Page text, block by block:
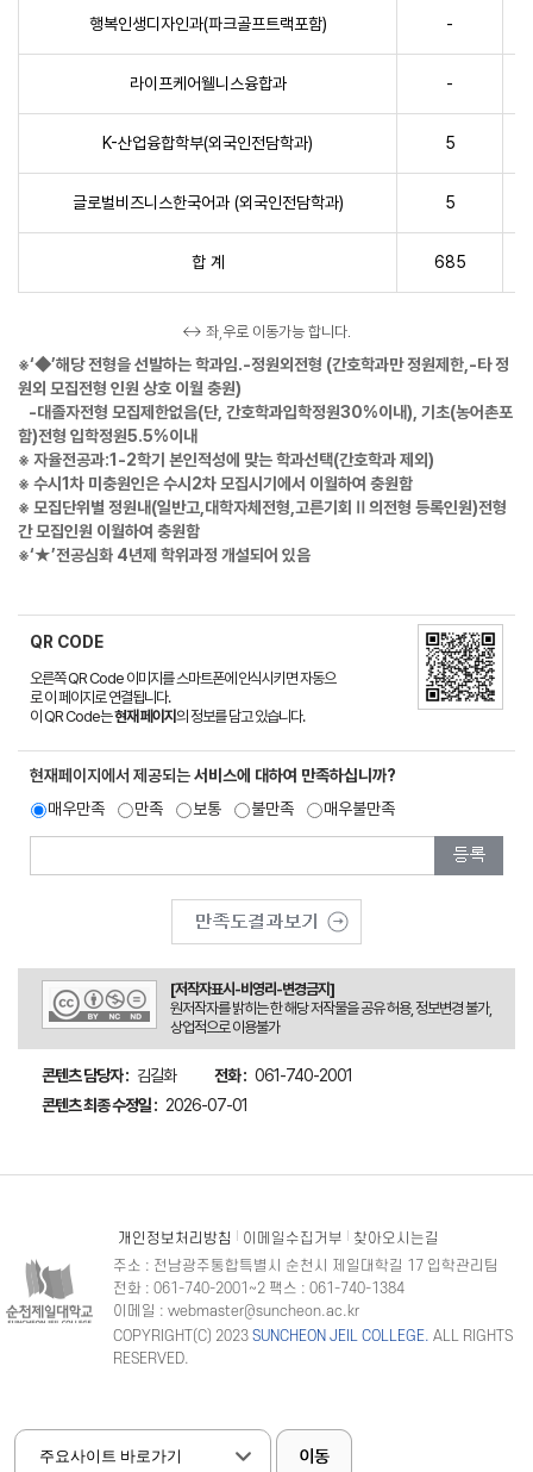
행복인생디자인과(파크골프트랙포함) -
라이프케어웰니스융합과 -
K-산업융합학부(외국인전담학과) 5
글로벌비즈니스한국어과 (외국인전담학과) 5
합 계 685
↔ 좌,우로 이동가능 합니다.
※‘◆’해당 전형을 선발하는 학과임.-정원외전형 (간호학과만 정원제한,-타 정
원외 모집전형 인원 상호 이월 충원)
-대졸자전형 모집제한없음(단, 간호학과입학정원30%이내), 기초(농어촌포
함)전형 입학정원5.5%이내
※ 자율전공과:1-2학기 본인적성에 맞는 학과선택(간호학과 제외)
※ 수시1차 미충원인은 수시2차 모집시기에서 이월하여 충원함
※ 모집단위별 정원내(일반고,대학자체전형,고른기회Ⅱ의전형 등록인원)전형
간 모집인원 이월하여 충원함
※‘★’전공심화 4년제 학위과정 개설되어 있음
QR CODE
오른쪽 QR Code 이미지를 스마트폰에 인식시키면 자동으
로 이 페이지로 연결됩니다.
이 QR Code는현재 페이지의 정보를 담고 있습니다.
현재페이지에서 제공되는서비스에 대하여 만족하십니까?
매우만족
만족 보통 불만족 매우불만족
[저작자표시-비영리-변경금지]
원저작자를 밝히는 한 해당 저작물을 공유 허용, 정보변경 불가,
상업적으로 이용불가
콘텐츠 담당자 : 김길화 전화 : 061-740-2001
콘텐츠 최종 수정일 : 2026-07-01
개인정보처리방침 이메일수집거부
찾아오시는길
주소 : 전남광주통합특별시 순천시 제일대학길 17 입학관리팀
전화 : 061-740-2001~2 팩스 : 061-740-1384
이메일 : webmaster@suncheon.ac.kr
COPYRIGHT(C) 2023 SUNCHEON JEIL COLLEGE. ALL RIGHTS
RESERVED.